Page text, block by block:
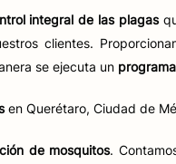
integral de las plagas
clientes.
se ejecuta un programa
en Querétaro, Ciudad de
de mosquitos.